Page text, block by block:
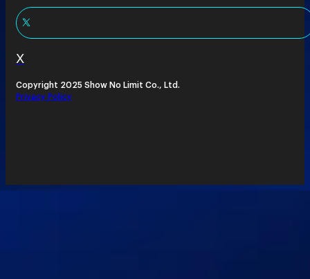
X
Copyright 2025 Show No Limit Co., Ltd.
Privacy Policy